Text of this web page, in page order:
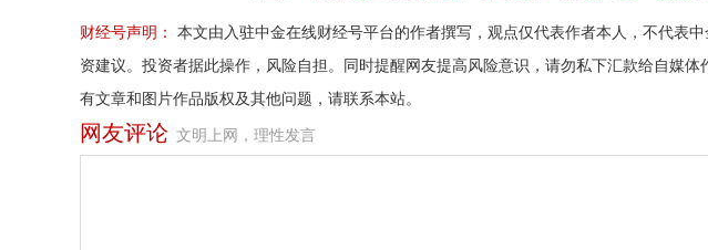
财经号声明：
本文由入驻中金在线财经号平台的作者撰写，观点仅代表作者本人，不代表
资建议。投资者据此操作，风险自担。同时提醒网友提高风险意识，请勿私下汇款给自媒
有文章和图片作品版权及其他问题，请联系本站。
网友评论 文明上网，理性发言